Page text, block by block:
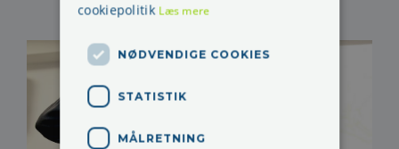
cookiepolitik Læs mere
NØDVENDIGE COOKIES
STATISTIK
MÅLRETNING